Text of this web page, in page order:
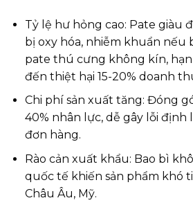
Tỷ lệ hư hỏng cao: Pate giàu
bị oxy hóa, nhiễm khuẩn nếu
pate thú cưng không kín,
đến thiệt hại 15-20% doanh
Chi phí sản xuất tăng: Đóng
40% nhân lực, dễ gây lỗi định
đơn hàng.
Rào cản xuất khẩu: Bao bì
quốc tế khiến sản phẩm khó
Châu Âu, Mỹ.